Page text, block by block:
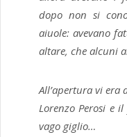
dopo non si
aiuole: avevano
altare, che alcuni
All’apertura vi era
Lorenzo Perosi e
vago giglio…